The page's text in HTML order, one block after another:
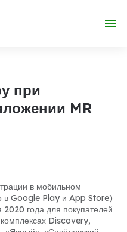
при
MR
в мобильном
в Google Play и App Store)
года для покупателей
Discovery,